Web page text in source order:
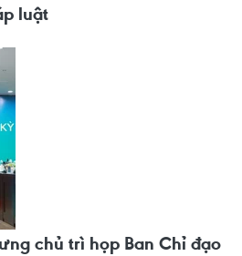
luật
chủ trì họp Ban Chỉ đạo